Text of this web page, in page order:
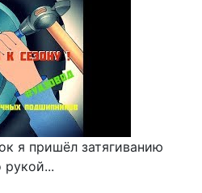
я пришёл затягиванию